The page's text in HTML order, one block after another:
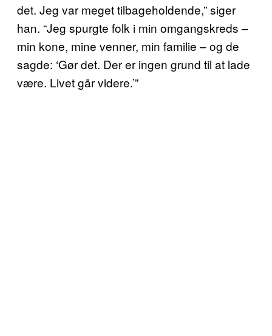
det. Jeg var meget tilbageholdende,” siger
han. “Jeg spurgte folk i min omgangskreds –
min kone, mine venner, min familie – og de
sagde: ‘Gør det. Der er ingen grund til at lade
være. Livet går videre.’”